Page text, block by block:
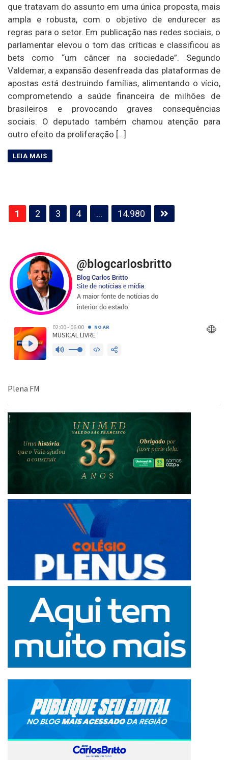
que tratavam do assunto em uma única proposta, mais
ampla e robusta, com o objetivo de endurecer as
regras para o setor. Em publicação nas redes sociais, o
parlamentar elevou o tom das críticas e classificou as
bets como “um câncer na sociedade”. Segundo
Valdemar, a expansão desenfreada das plataformas de
apostas está destruindo famílias, alimentando o vício,
comprometendo a saúde financeira de milhões de
brasileiros e provocando graves consequências
sociais. O deputado também chamou atenção para
outro efeito da proliferação […]
Paginação
de
1 2 3 4 … 14.980